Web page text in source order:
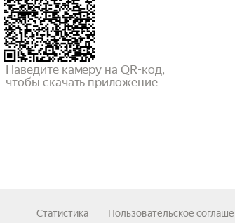
Наведите камеру на QR-код,
чтобы скачать приложение
Статистика Пользовательское